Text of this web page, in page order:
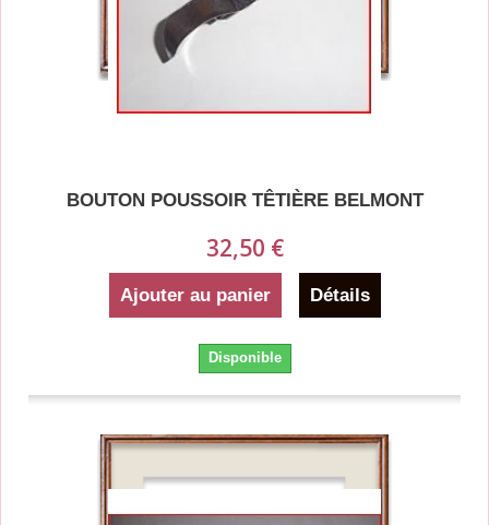
BOUTON POUSSOIR TÊTIÈRE BELMONT
32,50 €
Ajouter au panier Détails
Disponible